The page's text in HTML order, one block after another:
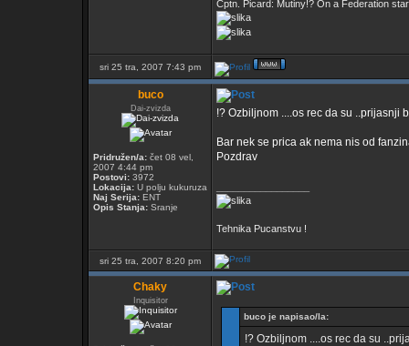
Cptn. Picard: Mutiny!? On a Federation
sri 25 tra, 2007 7:43 pm
buco
Dai-zvizda
Pridružen/a: čet 08 vel,
2007 4:44 pm
Postovi: 3972
Lokacija: U polju kukuruza
Naj Serija: ENT
Opis Stanja: Sranje
!? Ozbiljnom ....os rec da su ..prijasnji
Bar nek se prica ak nema nis od
Pozdrav
Tehnika Pucanstvu !
sri 25 tra, 2007 8:20 pm
Chaky
Inquisitor
buco je napisao/la:
!? Ozbiljnom ....os rec da su